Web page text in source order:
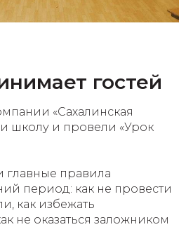
гостей
«Сахалинская
школу и провели «Урок
главные правила
период: как не провести
как избежать
не оказаться заложником